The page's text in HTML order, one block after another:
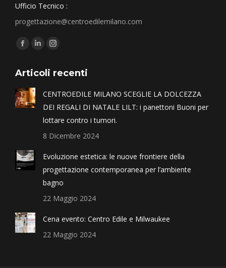
Ufficio Tecnico :
progettazione@centroedilemilano.com
Find us on:
Articoli recenti
CENTROEDILE MILANO SCEGLIE LA DOLCEZZA
DEI REGALI DI NATALE LILT: i panettoni Buoni per
lottare contro i tumori.
8 Dicembre 2024
Evoluzione estetica: le nuove frontiere della
progettazione contemporanea per l’ambiente
bagno
22 Maggio 2024
Cena evento: Centro Edile e Milwaukee
22 Maggio 2024